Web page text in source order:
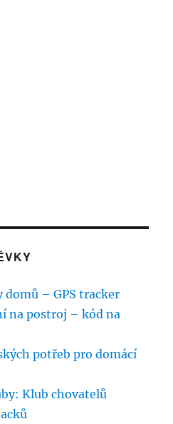
domů – GPS tracker
na postroj – kód na
potřeb pro domácí
Klub chovatelů